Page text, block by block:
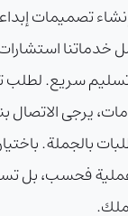
تصميمات
خدماتنا
سريع.
يرجى الاتصال
بالجملة.
فحسب، بل